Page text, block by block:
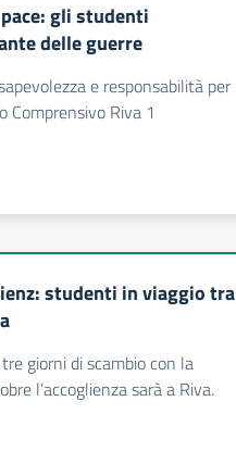
gli studenti
delle guerre
e responsabilità per
Comprensivo Riva 1
studenti in viaggio tra
giorni di scambio con la
l’accoglienza sarà a Riva.